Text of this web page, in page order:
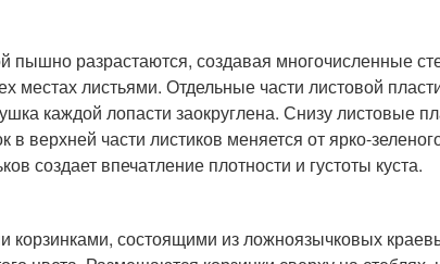
пышно разрастаются, создавая многочисленные
местах листьями. Отдельные части листовой
каждой лопасти заокруглена. Снизу листовые
верхней части листиков меняется от ярко-
создает впечатление плотности и густоты куста.
корзинками, состоящими из ложноязычковых